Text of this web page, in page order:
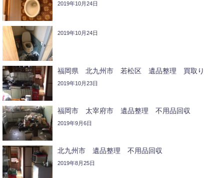
2019年10月24日
2019年10月24日
福岡県 北九州市 若松区 遺品整理 買取り
2019年10月23日
福岡市 太宰府市 遺品整理 不用品回収
2019年9月6日
北九州市 遺品整理 不用品回収
2019年8月25日